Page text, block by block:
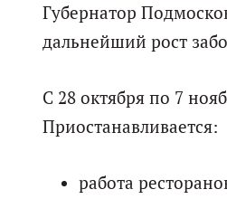
Губернатор
дальнейший рост
С 28 октября по 7
Приостанавливается:
работа